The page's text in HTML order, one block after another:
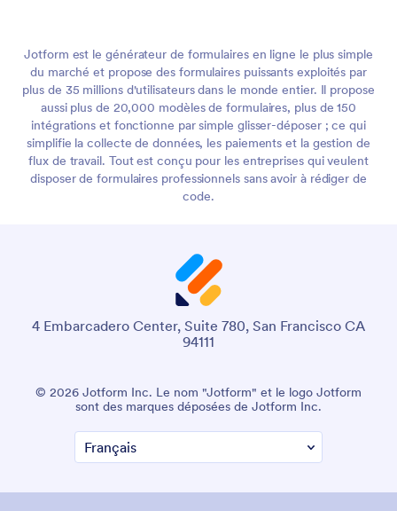
Jotform est le générateur de formulaires en ligne le plus simple
du marché et propose des formulaires puissants exploités par
plus de 35 millions d'utilisateurs dans le monde entier. Il propose
aussi plus de 20,000 modèles de formulaires, plus de 150
intégrations et fonctionne par simple glisser-déposer ; ce qui
simplifie la collecte de données, les paiements et la gestion de
flux de travail. Tout est conçu pour les entreprises qui veulent
disposer de formulaires professionnels sans avoir à rédiger de
code.
4 Embarcadero Center, Suite 780, San Francisco CA
94111
© 2026 Jotform Inc. Le nom "Jotform" et le logo Jotform
sont des marques déposées de Jotform Inc.